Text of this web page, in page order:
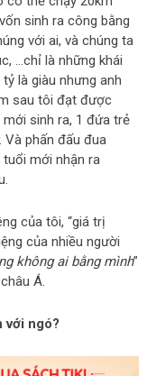
sinh ra công bằng
với ai, và chúng ta
…chỉ là những khái
là giàu nhưng anh
sau tôi đạt được
sinh ra, 1 đứa trẻ
Và phấn đấu đua
mới nhận ra
của tôi, “giá trị
của nhiều người
không ai bằng mình”
Á.
với ngó?